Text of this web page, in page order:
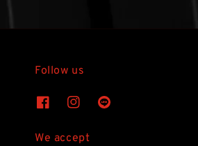
Follow us
We accept